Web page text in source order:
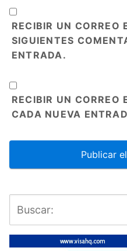
RECIBIR UN CORREO
SIGUIENTES
ENTRADA.
RECIBIR UN CORREO
CADA NUEVA